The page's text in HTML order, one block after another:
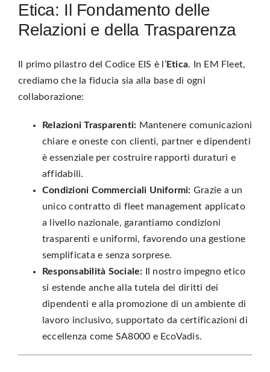
Etica: Il Fondamento delle
Relazioni e della Trasparenza
Il primo pilastro del Codice EIS è l’Etica. In EM Fleet,
crediamo che la fiducia sia alla base di ogni
collaborazione:
Relazioni Trasparenti: Mantenere comunicazioni
chiare e oneste con clienti, partner e dipendenti
è essenziale per costruire rapporti duraturi e
affidabili.
Condizioni Commerciali Uniformi: Grazie a un
unico contratto di fleet management applicato
a livello nazionale, garantiamo condizioni
trasparenti e uniformi, favorendo una gestione
semplificata e senza sorprese.
Responsabilità Sociale: Il nostro impegno etico
si estende anche alla tutela dei diritti dei
dipendenti e alla promozione di un ambiente di
lavoro inclusivo, supportato da certificazioni di
eccellenza come SA8000 e EcoVadis.